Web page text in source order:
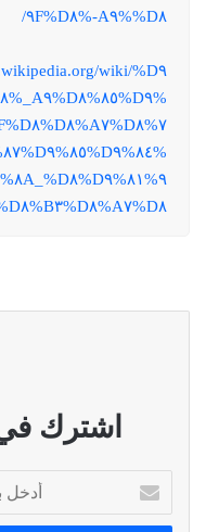
%D٨%A٩-%D٨%٩F/
D٨%A٧%D٨%B٣%D٨%A٨%D٨%A٩
اشترك في
خ